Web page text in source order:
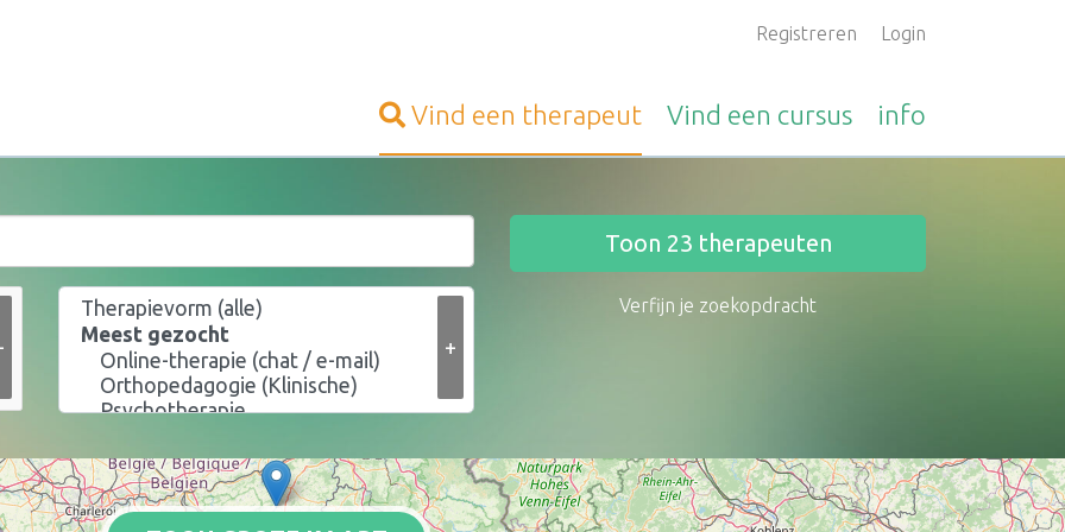
Registreren Login
Vind een therapeut Vind een cursus info
+
Toon 23 therapeuten
Verfijn je zoekopdracht